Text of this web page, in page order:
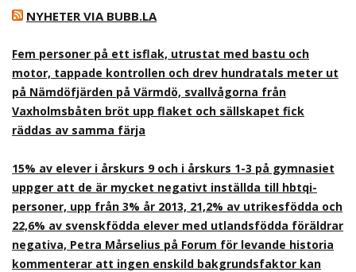
NYHETER VIA BUBB.LA
Fem personer på ett isflak, utrustat med bastu och
motor, tappade kontrollen och drev hundratals meter ut
på Nämdöfjärden på Värmdö, svallvågorna från
Vaxholmsbåten bröt upp flaket och sällskapet fick
räddas av samma färja
15% av elever i årskurs 9 och i årskurs 1-3 på gymnasiet
uppger att de är mycket negativt inställda till hbtqi-
personer, upp från 3% år 2013, 21,2% av utrikesfödda och
22,6% av svenskfödda elever med utlandsfödda föräldrar
negativa, Petra Mårselius på Forum för levande historia
kommenterar att ingen enskild bakgrundsfaktor kan